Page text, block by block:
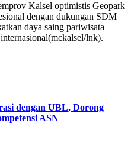
Kalsel optimistis Geopark
dengan dukungan SDM
daya saing pariwisata
lnk).
dengan UBL, Dorong
ASN